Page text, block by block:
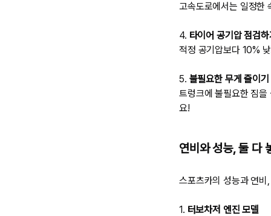
고속도로에서는 일정한
4. 타이어 공기압 점검하
적정 공기압보다 10%
5. 불필요한 무게 줄이기
트렁크에 불필요한 짐
요!
연비와 성능, 둘 다
스포츠카의 성능과 연
1. 터보차저 엔진 모델